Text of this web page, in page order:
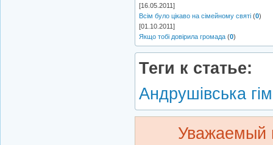
[16.05.2011]
Всім було цікаво на сімейному святі (0)
[01.10.2011]
Якщо тобі довірила громада (0)
Теги к статье:
Андрушівська
Уважаемый